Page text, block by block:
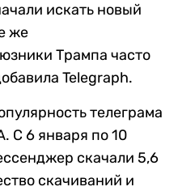
искать новый
же
Трампа часто
Telegraph.
телеграма
С 6 января по 10
скачали 5,6
скачиваний и